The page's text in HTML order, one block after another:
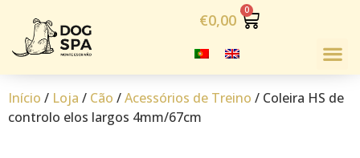
€0,00
Início / Loja / Cão /Acessórios de Treino / Coleira HS de
controlo elos largos 4mm/67cm